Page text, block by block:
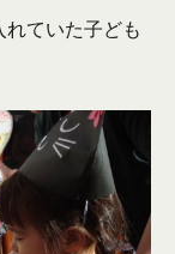
ていた子ども